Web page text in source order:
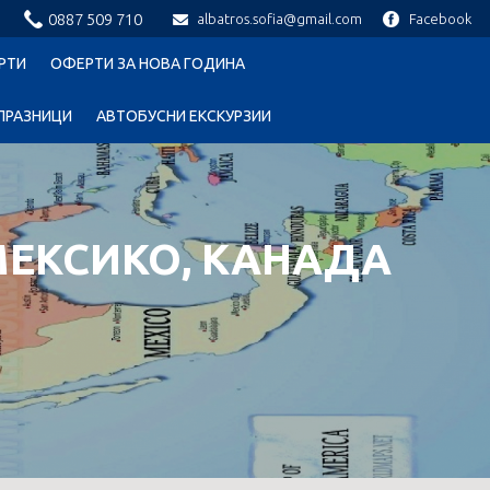
0887 509 710 albatros.sofia@gmail.com Facebook
ОФЕРТИ ЗА НОВА ГОДИНА
АВТОБУСНИ ЕКСКУРЗИИ
КАНАДА